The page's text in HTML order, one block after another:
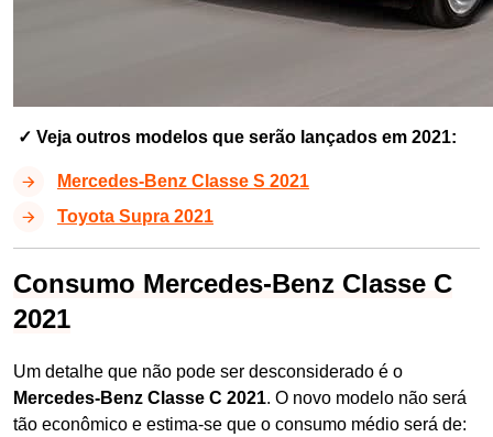
✓ Veja outros modelos que serão lançados em 2021:
Mercedes-Benz Classe S 2021
Toyota Supra 2021
Consumo Mercedes-Benz Classe C
2021
Um detalhe que não pode ser desconsiderado é o
Mercedes-Benz Classe C 2021. O novo modelo não será
tão econômico e estima-se que o consumo médio será de: